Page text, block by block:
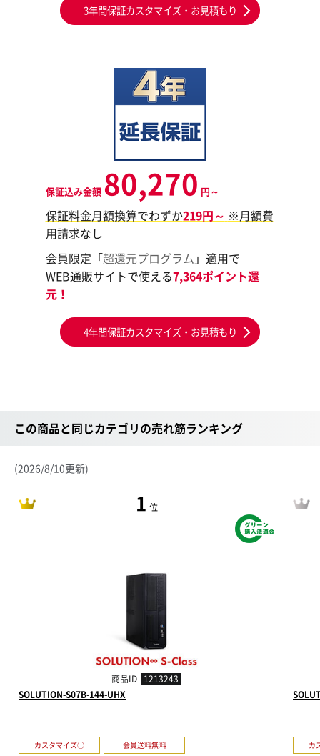
3年間保証カスタマイズ・お見積もり
保証込み金額 80,270 円～
保証料金月額換算でわずか219円～ ※月額費
用請求なし
会員限定「超還元プログラム 」適用で
WEB通販サイトで使える7,364ポイント還
元！
4年間保証カスタマイズ・お見積もり
この商品と同じカテゴリの売れ筋ランキング
(2026/8/10更新)
1 位
商品ID 1213243
SOLUTION-S07B-144-UHX
カスタマイズ○ 会員送料無料 カ